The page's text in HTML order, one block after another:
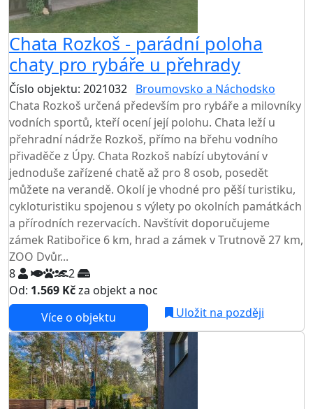
Chata Rozkoš - parádní poloha
chaty pro rybáře u přehrady
Číslo objektu: 2021032 Broumovsko a Náchodsko
Chata Rozkoš určená především pro rybáře a milovníky
vodních sportů, kteří ocení její polohu. Chata leží u
přehradní nádrže Rozkoš, přímo na břehu vodního
přivaděče z Úpy. Chata Rozkoš nabízí ubytování v
jednoduše zařízené chatě až pro 8 osob, posedět
můžete na verandě. Okolí je vhodné pro pěší turistiku,
cykloturistiku spojenou s výlety po okolních památkách
a přírodních rezervacích. Navštívit doporučujeme
zámek Ratibořice 6 km, hrad a zámek v Trutnově 27 km,
ZOO Dvůr...
8
2
Od: 1.569 Kčza objekt a noc
Více o objektu
Uložit na později